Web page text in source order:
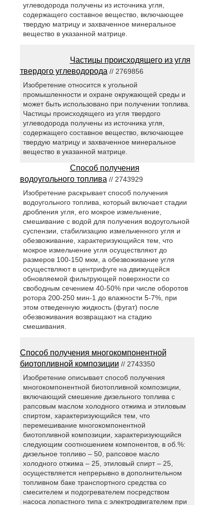
углеводорода получены из источника угля,
содержащего составное вещество, включающее
твердую матрицу и захваченное минеральное
вещество в указанной матрице.
Частицы происходящего из угля
твердого углеводорода // 2769856
Изобретение относится к угольной
промышленности и охране окружающей среды и
может быть использовано при получении топлива.
Частицы происходящего из угля твердого
углеводорода получены из источника угля,
содержащего составное вещество, включающее
твердую матрицу и захваченное минеральное
вещество в указанной матрице.
Способ получения
водоугольного топлива // 2743929
Изобретение раскрывает способ получения
водоугольного топлива, который включает стадии
дробления угля, его мокрое измельчение,
смешивание с водой для получения водоугольной
суспензии, стабилизацию измельченного угля и
обезвоживание, характеризующийся тем, что
мокрое измельчение угля осуществляют до
размеров 100-150 мкм, а обезвоживание угля
осуществляют в центрифуге на движущейся
обновляемой фильтрующей поверхности со
свободным сечением 40-50% при числе оборотов
ротора 200-250 мин-1 до влажности 5-7%, при
этом отведенную жидкость (фугат) после
обезвоживания возвращают на стадию
смешивания.
Способ получения многокомпонентной
биотопливной композиции // 2743350
Изобретение описывает способ получения
многокомпонентной биотопливной композиции,
включающий смешение дизельного топлива с
рапсовым маслом холодного отжима и этиловым
спиртом, характеризующийся тем, что
перемешивание многокомпонентной
биотопливной композиции, характеризующийся
следующим соотношением компонентов, в об.%:
дизельное топливо – 50, рапсовое масло
холодного отжима – 25, этиловый спирт – 25,
осуществляется непрерывно в дополнительном
топливном баке транспортного средства со
смесителем и подогревателем посредством
насоса лопастного типа с электродвигателем при